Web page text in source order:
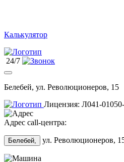
Калькулятор
24/7
Белебей, ул. Революционеров, 15
Лицензия: Л041-
Адрес call-центра:
Белебей, ул. Революционеров,